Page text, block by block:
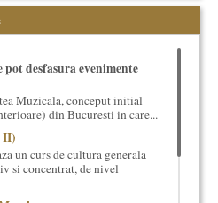
oamenii ei, pe
aici numele -, insa acum
ale culturii.
si administram proiecte
de finantare, marketing
concursuri, concerte si
publice, tinem cursuri de
filosofica si de alte feluri.
desfasura evenimente
Muzicala, conceput initial
din Bucuresti in care...
II)
un curs de cultura generala
si concentrat, de nivel